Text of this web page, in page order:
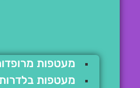
מעטפות מרופדות Mail Bag
מעטפות בלדרות